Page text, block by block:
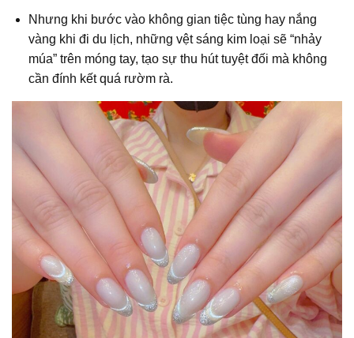
Nhưng khi bước vào không gian tiệc tùng hay nắng
vàng khi đi du lịch, những vệt sáng kim loại sẽ “nhảy
múa” trên móng tay, tạo sự thu hút tuyệt đối mà không
cần đính kết quá rườm rà.